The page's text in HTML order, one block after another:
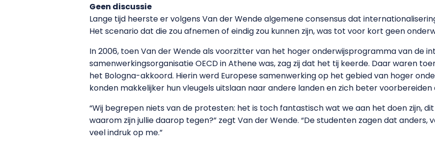
Geen discussie
Lange tijd heerste er volgens Van der Wende algemene consensus dat
Het scenario dat die zou afnemen of eindig zou kunnen zijn, was tot voor kort geen
In 2006, toen Van der Wende als voorzitter van het hoger onderwijsprogramma van de
samenwerkingsorganisatie OECD in Athene was, zag zij dat het tij keerde. Daar waren
het Bologna-akkoord. Hierin werd Europese samenwerking op het gebied van hoger
konden makkelijker hun vleugels uitslaan naar andere landen en zich beter
“Wij begrepen niets van de protesten: het is toch fantastisch wat we aan het doen zijn,
waarom zijn jullie daarop tegen?” zegt Van der Wende. “De studenten zagen dat
veel indruk op me.”